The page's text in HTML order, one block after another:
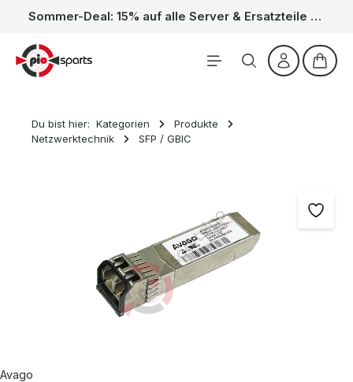
Zum Hauptinhalt springen Sommer-Deal: 15% auf alle Server & Ersatzteile – Kein Code nötig, der Rabatt wird automatisch im Warenkorb abgezogen. Gültig vom 01.06. bis 31.08.
Du bist hier: Kategorien
Produkte
Netzwerktechnik
SFP / GBIC
Avago